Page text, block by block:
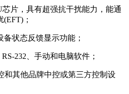
片，具有超强抗干扰能力，能通
；
状态反馈显示功能；
232、手动和电脑软件；
和其他品牌中控或第三方控制设